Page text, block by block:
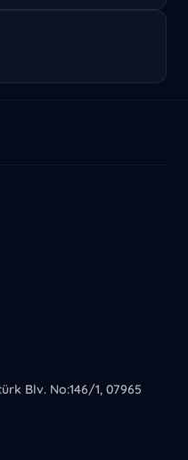
Blv. No:146/1, 07965